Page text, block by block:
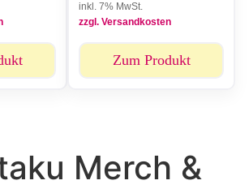
inkl. 7% MwSt.
zzgl. Versandkosten
Zum Produkt
Merch &